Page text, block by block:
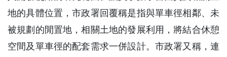
地的具體位置，市政署回覆稱是指與單車徑相鄰、未
被規劃的閒置地，相關土地的發展利用，將結合休憩
空間及單車徑的配套需求一併設計。市政署又稱，連